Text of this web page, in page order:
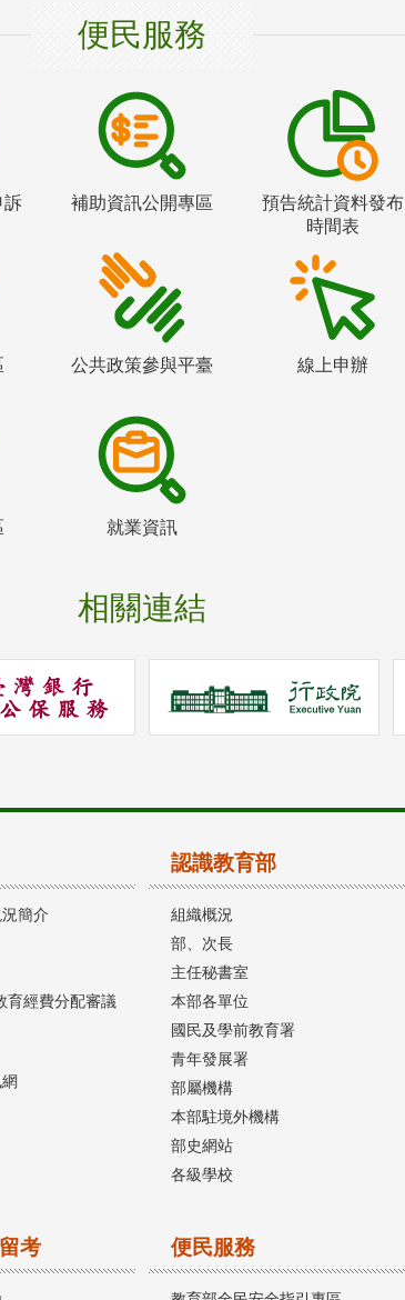
便民服務
訴 補助資訊公開專區
預告統計資料發布
時間表
公共政策參與平臺 線上申辦
就業資訊
相關連結
簡介
育經費分配審議
認識教育部
組織概況
部、次長
主任秘書室
本部各單位
國民及學前教育署
青年發展署
部屬機構
本部駐境外機構
部史網站
各級學校
考 便民服務